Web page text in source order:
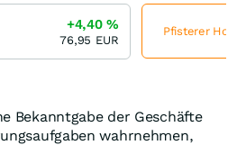
Bekanntgabe der Geschäfte
wahrnehmen,
+4,40%
76,95 EUR
Pfisterer